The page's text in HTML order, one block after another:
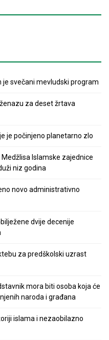
je svečani mevludski program
za deset žrtava
je počinjeno planetarno zlo
Islamske zajednice
niz godina
novo administrativno
dvije decenije
za predškolski uzrast
mora biti osoba koja će
naroda i građana
islama i nezaobilazno